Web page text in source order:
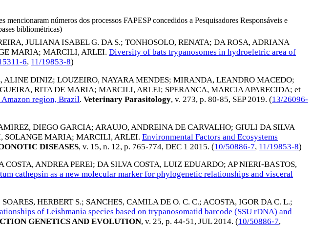
números dos processos FAPESP concedidos a Pesquisadores Responsáveis e
bibliométricas)
JULIANA ISABEL G. DA S.; TONHOSOLO, RENATA; DA ROSA, ADRIANA
MARIA; MARCILI, ARLEI. Diversity of bats trypanosomes in hydroeletric area of
6, 11/19853-8)
ALINE DINIZ; LOUZEIRO, NAYARA MENDES; MIRANDA, LEANDRO MACEDO;
RITA DE MARIA; MARCILI, ARLEI; SPERANCA, MARCIA APARECIDA; et
region, Brazil. Veterinary Parasitology, v. 273, p. 80-85, SEP 2019. (13/26096-
DIEGO GARCIA; ARAUJO, ANDREINA DE CARVALHO; GIULI DA SILVA
SOLANGE MARIA; MARCILI, ARLEI. Environmental Factors and Ecosystems
DISEASES, v. 15, n. 12, p. 765-774, DEC 1 2015. (10/50886-7, 11/19853-8)
COSTA, ANDREA PEREI; DA SILVA COSTA, LUIZ EDUARDO; AP NIERI-BASTOS,
cathepsin as a new molecular marker for phylogenetic relationships and visceral
SOARES, HERBERT S.; SANCHES, CAMILA DE O. C. C.; ACOSTA, IGOR DA C. L.;
of Leishmania species based on trypanosomatid barcode (SSU rDNA) and
GENETICS AND EVOLUTION, v. 25, p. 44-51, JUL 2014. (10/50886-7,